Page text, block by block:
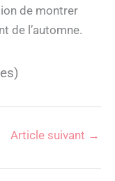
de montrer
de l’automne.
Article suivant →